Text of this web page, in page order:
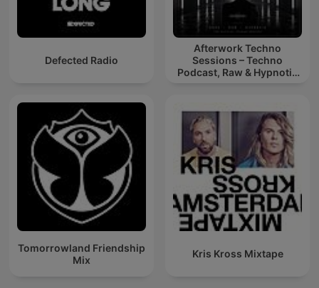
Defected Radio
Afterwork Techno
Sessions – Techno
Podcast, Raw & Hypnotic
Tomorrowland Friendship
Mix
Kris Kross Mixtape